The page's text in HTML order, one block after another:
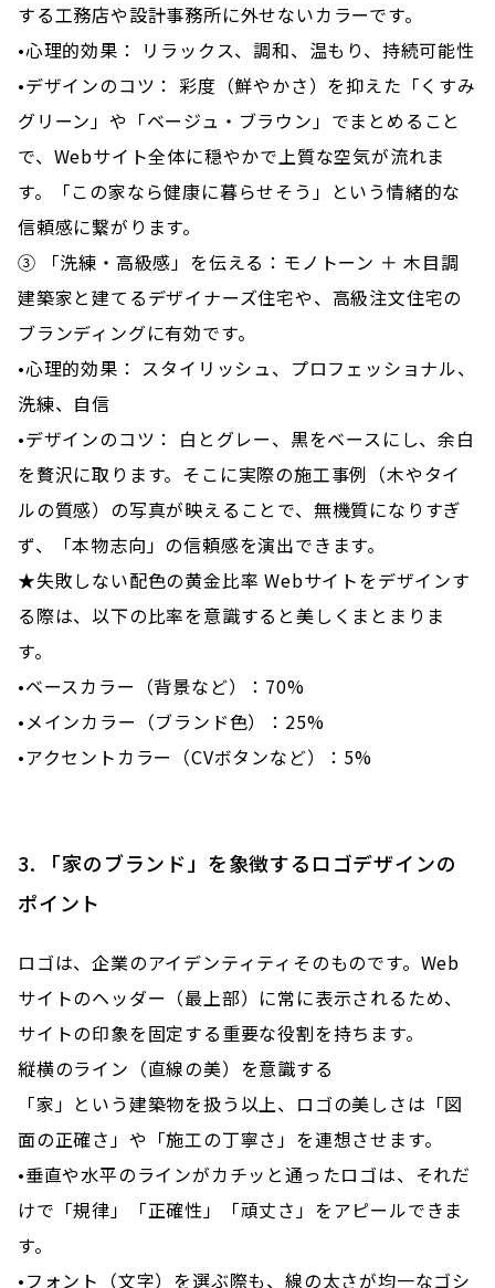
する工務店や設計事務所に外せないカラーです。
•心理的効果： リラックス、調和、温もり、持続可能性
•デザインのコツ： 彩度（鮮やかさ）を抑えた「くすみ
グリーン」や「ベージュ・ブラウン」でまとめること
で、Webサイト全体に穏やかで上質な空気が流れま
す。「この家なら健康に暮らせそう」という情緒的な
信頼感に繋がります。
③ 「洗練・高級感」を伝える：モノトーン ＋ 木目調
建築家と建てるデザイナーズ住宅や、高級注文住宅の
ブランディングに有効です。
•心理的効果： スタイリッシュ、プロフェッショナル、
洗練、自信
•デザインのコツ： 白とグレー、黒をベースにし、余白
を贅沢に取ります。そこに実際の施工事例（木やタイ
ルの質感）の写真が映えることで、無機質になりすぎ
ず、「本物志向」の信頼感を演出できます。
★失敗しない配色の黄金比率 Webサイトをデザインす
る際は、以下の比率を意識すると美しくまとまりま
す。
•ベースカラー（背景など）：70%
•メインカラー（ブランド色）：25%
•アクセントカラー（CVボタンなど）：5%
3. 「家のブランド」を象徴するロゴデザインの
ポイント
ロゴは、企業のアイデンティティそのものです。Web
サイトのヘッダー（最上部）に常に表示されるため、
サイトの印象を固定する重要な役割を持ちます。
縦横のライン（直線の美）を意識する
「家」という建築物を扱う以上、ロゴの美しさは「図
面の正確さ」や「施工の丁寧さ」を連想させます。
•垂直や水平のラインがカチッと通ったロゴは、それだ
けで「規律」「正確性」「頑丈さ」をアピールできま
す。
•フォント（文字）を選ぶ際も、線の太さが均一なゴシ